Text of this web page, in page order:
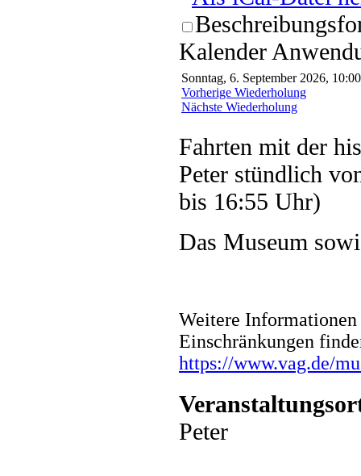
Kalender
Sonntag, 6. September 2026,
Vorherige Wiederholung
Nächste Wiederholung
Fahrten mit der
Peter stündlich
bis 16:55 Uhr)
Das Museum
Weitere
Einschränkungen
https://www.vag.de/
Peter